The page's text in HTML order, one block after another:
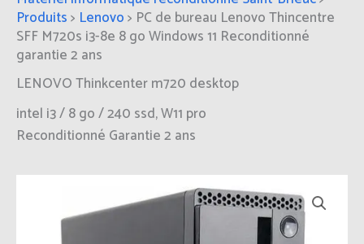
Produits> Lenovo> PC de bureau Lenovo Thincentre
SFF M720s i3-8e 8 go Windows 11 Reconditionné
garantie 2 ans
LENOVO Thinkcenter m720 desktop
intel i3 / 8 go / 240 ssd, W11 pro
Reconditionné Garantie 2 ans